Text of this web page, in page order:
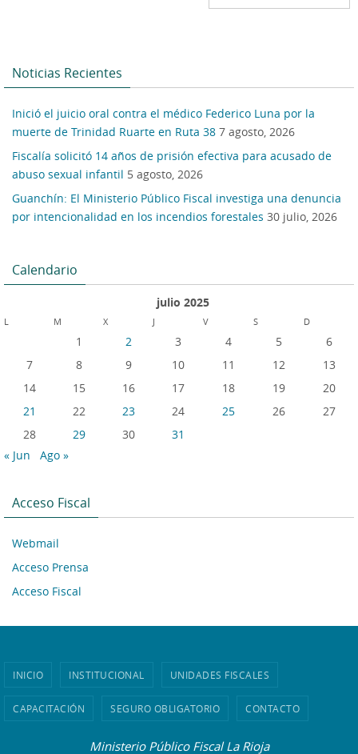
Noticias Recientes
Inició el juicio oral contra el médico Federico Luna por la
muerte de Trinidad Ruarte en Ruta 38 7 agosto, 2026
Fiscalía solicitó 14 años de prisión efectiva para acusado de
abuso sexual infantil 5 agosto, 2026
Guanchín: El Ministerio Público Fiscal investiga una denuncia
por intencionalidad en los incendios forestales 30 julio, 2026
Calendario
julio 2025
L M X J V S D
1 2 3 4 5
6
7
8 9 10 11 12
13
14
15 16 17 18 19
20
21
22 23 24 25 26
27
28
29 30
31
« Jun
Ago »
Acceso Fiscal
Webmail
Acceso Prensa
Acceso Fiscal
INICIO INSTITUCIONAL UNIDADES FISCALES
CAPACITACIÓN SEGURO OBLIGATORIO CONTACTO
Ministerio Público Fiscal La Rioja